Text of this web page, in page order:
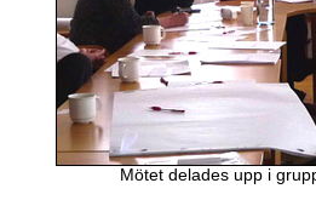
Mötet delades upp i